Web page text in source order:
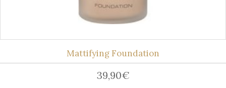
Mattifying Foundation
39,90€